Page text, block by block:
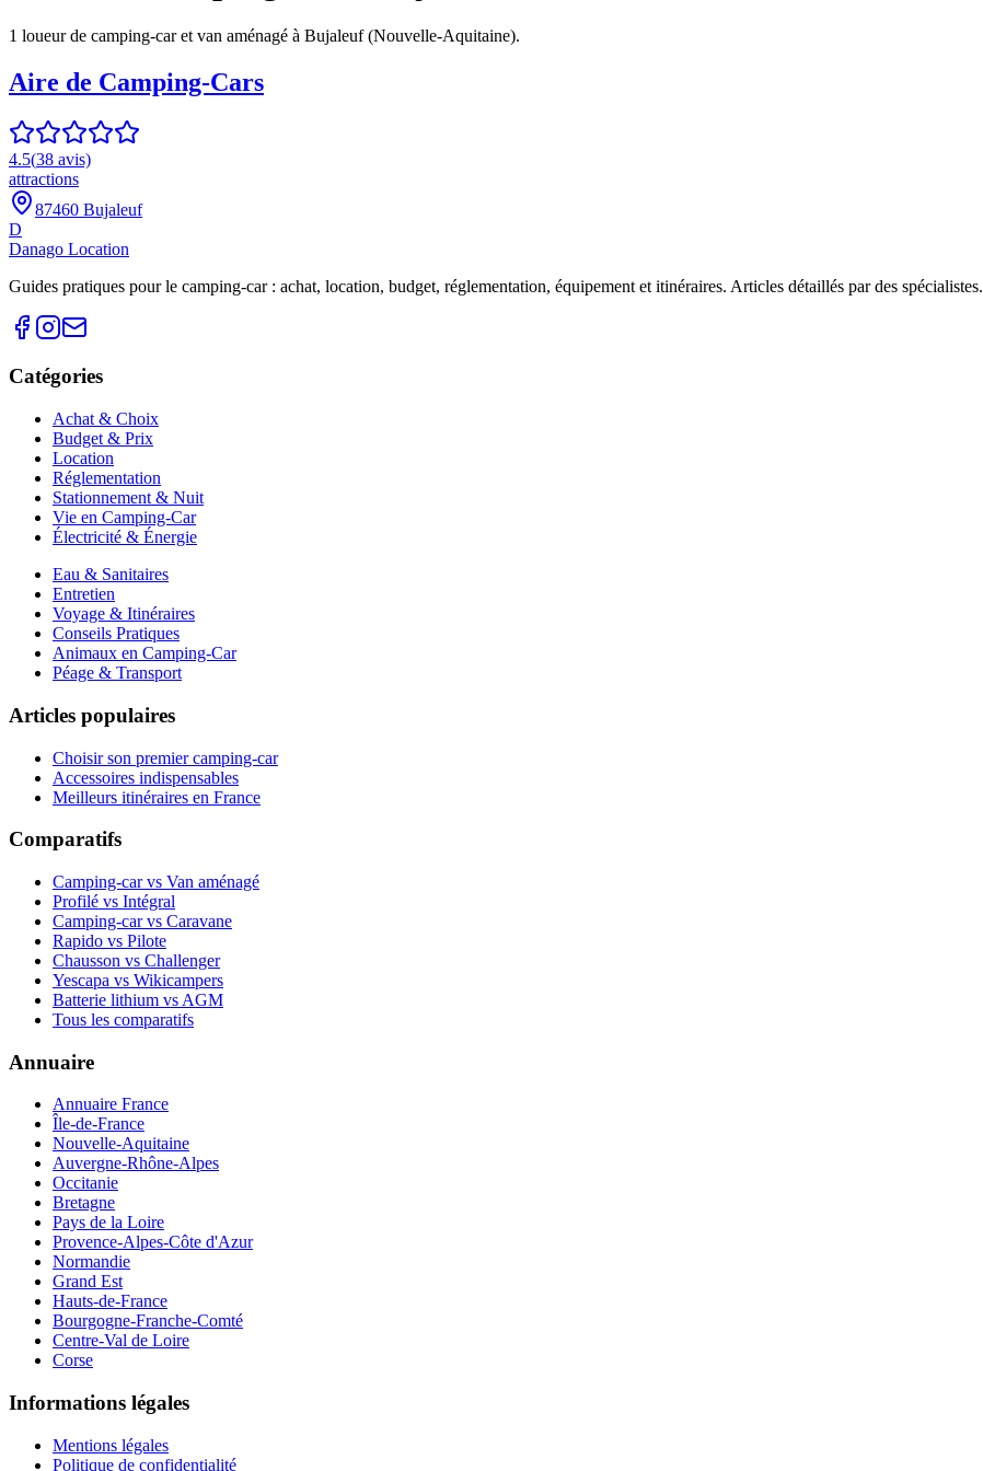
1 loueurde camping-car et van aménagé à Bujaleuf(Nouvelle-Aquitaine).
Aire de Camping-Cars
4.5(38 avis)
attractions
87460 Bujaleuf
D
Danago Location
Guides pratiques pour le camping-car : achat, location, budget, réglementation, équipement et itinéraires. Articles détaillés par des spécialistes.
Catégories
Achat & Choix
Budget & Prix
Location
Réglementation
Stationnement & Nuit
Vie en Camping-Car
Électricité & Énergie
Eau & Sanitaires
Entretien
Voyage & Itinéraires
Conseils Pratiques
Animaux en Camping-Car
Péage & Transport
Articles populaires
Choisir son premier camping-car
Accessoires indispensables
Meilleurs itinéraires en France
Comparatifs
Camping-car vs Van aménagé
Profilé vs Intégral
Camping-car vs Caravane
Rapido vs Pilote
Chausson vs Challenger
Yescapa vs Wikicampers
Batterie lithium vs AGM
Tous les comparatifs
Annuaire
Annuaire France
Île-de-France
Nouvelle-Aquitaine
Auvergne-Rhône-Alpes
Occitanie
Bretagne
Pays de la Loire
Provence-Alpes-Côte d'Azur
Normandie
Grand Est
Hauts-de-France
Bourgogne-Franche-Comté
Centre-Val de Loire
Corse
Informations légales
Mentions légales
Politique de confidentialité